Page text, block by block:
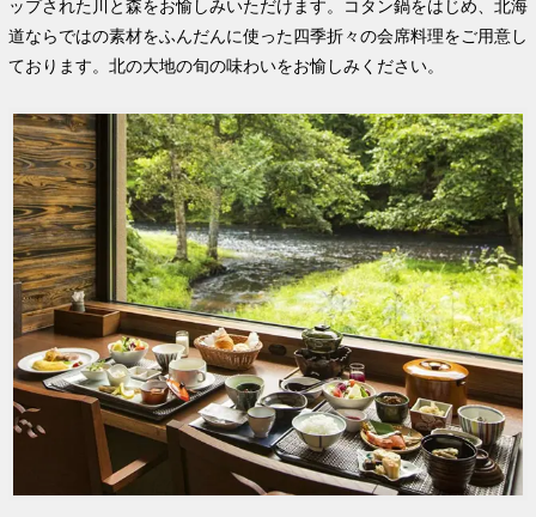
ップされた川と森をお愉しみいただけます。コタン鍋をはじめ、北海
道ならではの素材をふんだんに使った四季折々の会席料理をご用意し
ております。北の大地の旬の味わいをお愉しみください。